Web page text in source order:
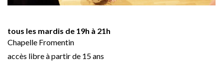
tous les mardis de 19h à 21h
Chapelle Fromentin
accès libre à partir de 15 ans